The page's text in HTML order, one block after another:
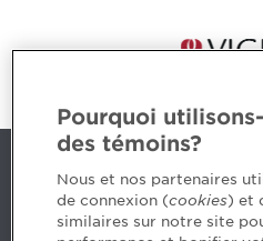
Nous joindre
5, Place Ville Marie, bureau
Pourquoi
des témoins?
Nous et nos partenaires
de connexion (cookies) et
similaires sur notre site